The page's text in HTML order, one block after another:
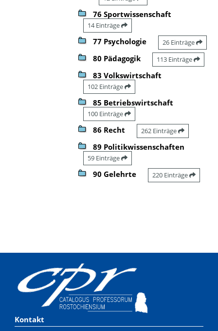
76 Sportwissenschaft
14 Einträge
77 Psychologie 26 Einträge
80 Pädagogik 113 Einträge
83 Volkswirtschaft
102 Einträge
85 Betriebswirtschaft
100 Einträge
86 Recht 262 Einträge
89 Politikwissenschaften
59 Einträge
90 Gelehrte 220 Einträge
Kontakt